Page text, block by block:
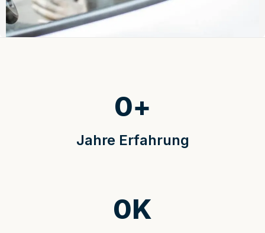
Jahre Erfahrung
0+
0K